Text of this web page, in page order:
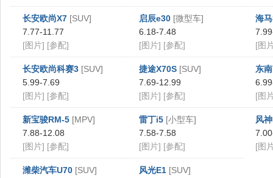
长安欧尚X7 [SUV]
7.77-11.77
[图片] [参配]
启辰e30 [微型车]
6.18-7.48
[图片] [参配]
海
[图
长安欧尚科赛3 [SUV]
5.99-7.69
[图片] [参配]
捷途X70S [SUV]
7.69-12.99
[图片] [参配]
东
[图
新宝骏RM-5 [MPV]
7.88-12.08
[图片] [参配]
雷丁i5 [小型车]
7.58-7.58
[图片] [参配]
风
[图
潍柴汽车U70 [SUV]
风光E1 [SUV]